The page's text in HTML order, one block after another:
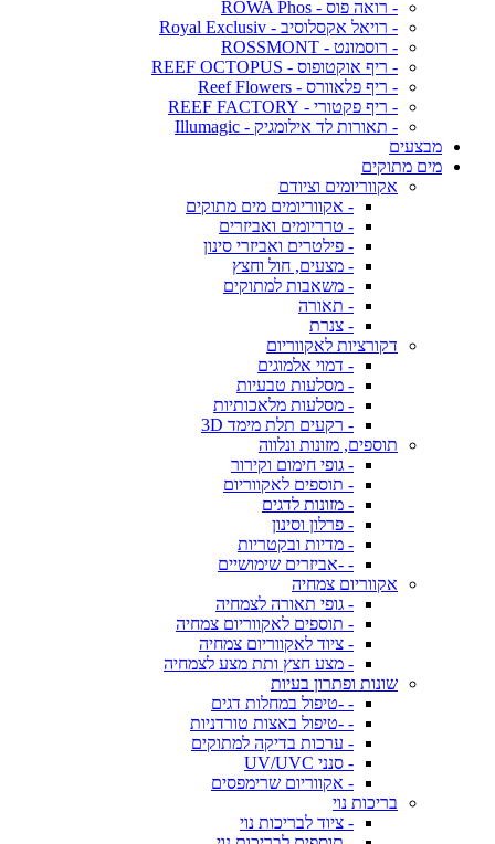
- רואה פוס - ROWA Phos
- רויאל אקסלוסיב - Royal Exclusiv
- רוסמונט - ROSSMONT
- ריף אוקטופוס - REEF OCTOPUS
- ריף פלאוורס - Reef Flowers
- ריף פקטורי - REEF FACTORY
- תאורות לד אילומגיק - Illumagic
מבצעים
מים מתוקים
אקווריומים וציודם
- אקווריומים מים מתוקים
- טרריומים ואביזרים
- פילטרים ואביזרי סינון
- מצעים, חול וחצץ
- משאבות למתוקים
- תאורה
- צנרת
דקורציות לאקווריום
- דמוי אלמוגים
- מסלעות טבעיות
- מסלעות מלאכותיות
- רקעים תלת מימד 3D
תוספים, מזונות ונלווה
- גופי חימום וקירור
- תוספים לאקווריום
- מזונות לדגים
- פרלון וסינון
- מדיות ובקטריות
- -אביזרים שימושיים
אקווריום צמחיה
- גופי תאורה לצמחיה
- תוספים לאקווריום צמחיה
- ציוד לאקווריום צמחיה
- מצע חצץ ותת מצע לצמחיה
שונות ופתרון בעיות
- -טיפול במחלות דגים
- -טיפול באצות טורדניות
- ערכות בדיקה למתוקים
- סנני UV/UVC
- אקווריום שרימפסים
בריכות נוי
- ציוד לבריכות נוי